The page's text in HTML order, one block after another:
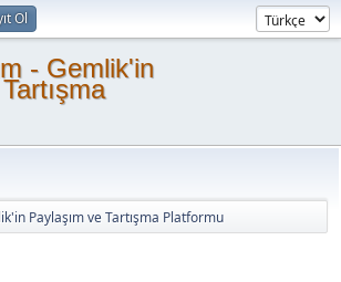
Ol
- Gemlik'in
Paylaşım ve Tartışma Platformu